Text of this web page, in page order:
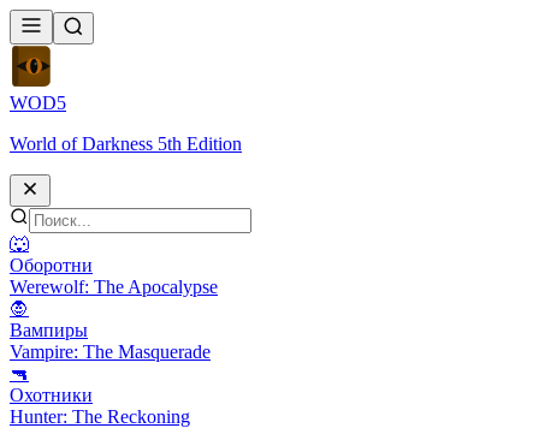
WOD5
World of Darkness 5th Edition
🐺
Оборотни
Werewolf: The Apocalypse
🧛
Вампиры
Vampire: The Masquerade
🔫
Охотники
Hunter: The Reckoning